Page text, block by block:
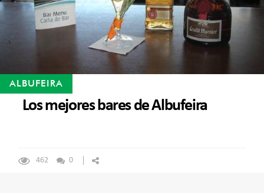
ALBUFEIRA
Los mejores bares de Albufeira
462 0